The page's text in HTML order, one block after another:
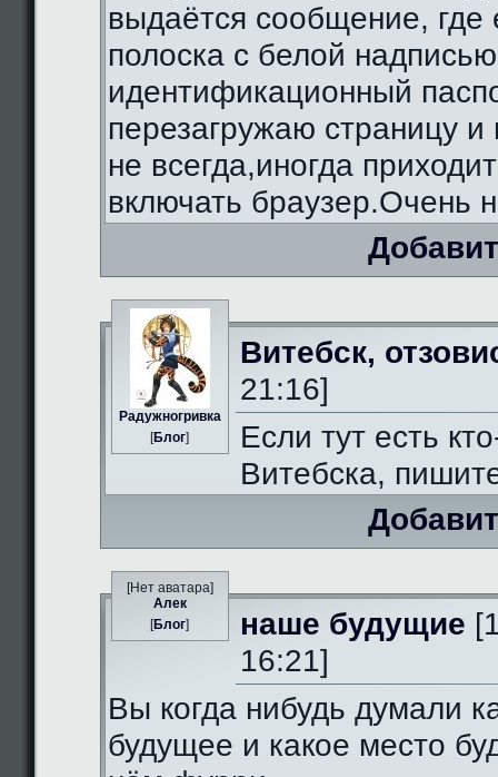
выдаётся сообщение, где
полоска с белой
идентификационный
перезагружаю страницу и
не всегда,иногда
включать браузер.Очень
Радужногривка
[Блог]
Витебск,
21:16]
Если тут есть
Витебска,
[Нет аватара]
Алек
[Блог] наше будущие
16:21]
Вы когда нибудь думали
будущее и какое место